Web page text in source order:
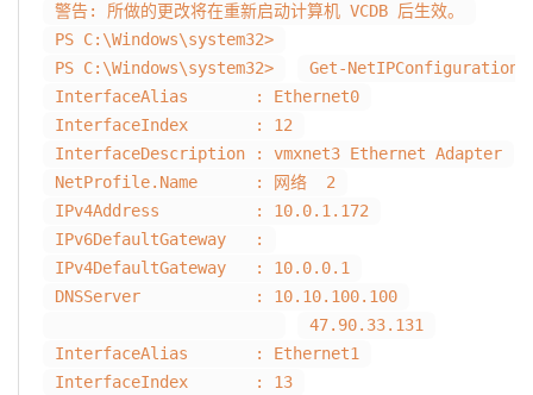
警告: 所做的更改将在重新启动计算机 VCDB 后生效。
PS C:\Windows\system32>
PS C:\Windows\system32>
Get-NetIPConfiguration
InterfaceAlias : Ethernet0
InterfaceIndex : 12
InterfaceDescription : vmxnet3 Ethernet Adapter
NetProfile.Name : 网络 2
IPv4Address : 10.0.1.172
IPv6DefaultGateway :
IPv4DefaultGateway : 10.0.0.1
DNSServer : 10.10.100.100
47.90.33.131
InterfaceAlias : Ethernet1
InterfaceIndex : 13